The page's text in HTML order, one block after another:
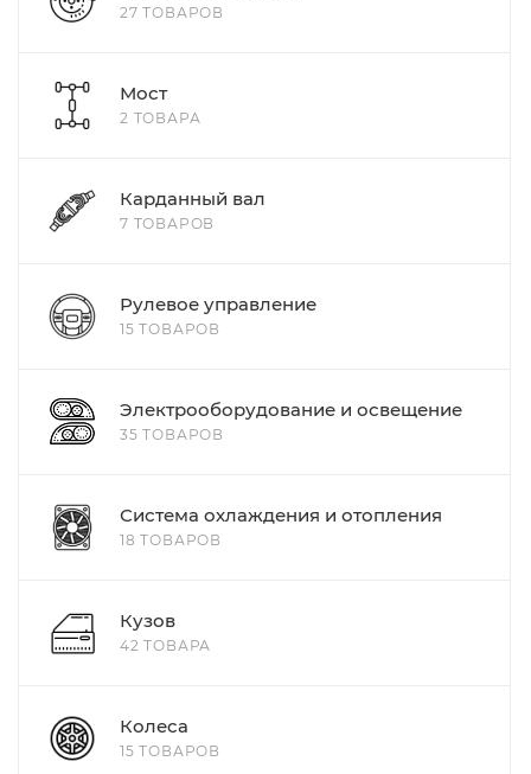
27 ТОВАРОВ
Мост
2 ТОВАРА
Карданный вал
7 ТОВАРОВ
Рулевое управление
15 ТОВАРОВ
Электрооборудование и освещение
35 ТОВАРОВ
Система охлаждения и отопления
18 ТОВАРОВ
Кузов
42 ТОВАРА
Колеса
15 ТОВАРОВ